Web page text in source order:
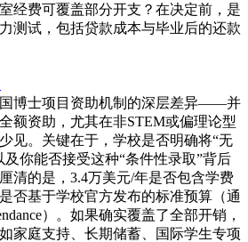
经费可覆盖部分开支？在决定前，是
测试，包括贷款成本与毕业后的还款
博士项目资助机制的深层差异——并
额资助，尤其在非STEM或偏理论型
见。关键在于，学校是否明确将“无
你能否接受这种“条件性录取”背后
清的是，3.4万美元/年是否包含学费
否基于学校官方发布的标准预算（通
）。如果确实覆盖了全部开销，
家庭支持、长期储蓄、国际学生专项